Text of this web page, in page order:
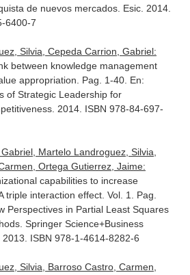
de nuevos mercados. Esic. 2014.
6400-7
Silvia, Cepeda Carrion, Gabriel:
between knowledge management
appropriation. Pag. 1-40. En:
of Strategic Leadership for
. 2014. ISBN 978-84-697-
Martelo Landroguez, Silvia,
Ortega Gutierrez, Jaime:
capabilities to increase
triple interaction effect. Vol. 1. Pag.
Perspectives in Partial Least Squares
. Springer Science+Business
2013. ISBN 978-1-4614-8282-6
Silvia, Barroso Castro, Carmen,